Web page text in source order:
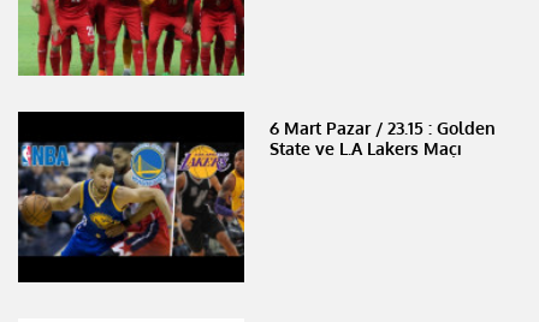
6 Mart Pazar / 23.15 : Golden
State ve L.A Lakers Maçı